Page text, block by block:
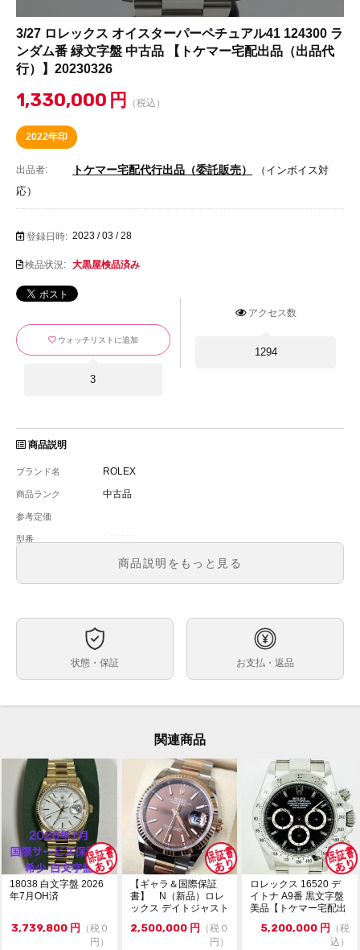
3/27 ロレックス オイスターパーペチュアル41 124300 ラ
ンダム番 緑文字盤 中古品 【トケマー宅配出品（出品代
行）】20230326
1,330,000 円 （税込）
2022年印
出品者: トケマー宅配代行出品（委託販売）
（インボイス対
応）
登録日時: 2023 / 03 / 28
検品状況: 大黒屋検品済み
アクセス数
1294
ウォッチリストに追加
3
商品説明
ブランド名 ROLEX
商品ランク 中古品
参考定価
型番
メンズ
文字盤 グリーン文字盤
約41mm
ケース素材
子 カードケース グリーンタグ 余り駒2個
・ランダム番シリアル
・鏡面クラスプ
・日差約+2秒
（タイムグラファー平置き計測。使用、計測環境により
変動します。参考程度にお考えください。）
微細なキズはありますが、目立つ大きなキズ等はなく比
較的キレイな状態です。
ガラスにキズやカケはありません。
・通信販売限定の為、実物確認や店舗への取寄せは出来
かねます。
・価格交渉や問合せは『出品者に質問する』よりお願い
商品説明をもっと見る
状態・保証 お支払・返品
関連商品
18038 白文字盤 2026
年7月OH済
3,739,800 円
（税０
円）
【ギャラ＆国際保証
書】 N（新品）ロレ
ックス デイトジャスト
126231 36m...
2,500,000 円
（税０
円）
ロレックス 16520 デ
イトナ A9番 黒文字盤
美品【トケマー宅配出
5,200,000 円
（税
込）